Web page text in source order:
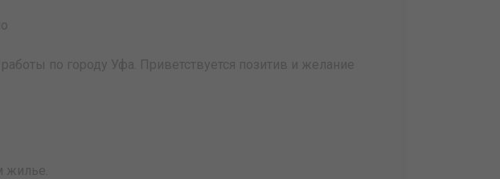
по городу Уфа. Приветствуется позитив и желание
жилье.